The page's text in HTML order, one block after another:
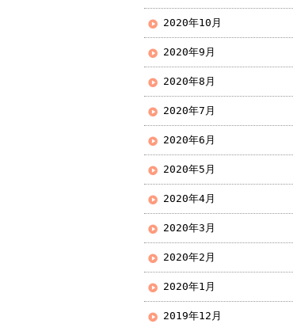
2020年10月
2020年9月
2020年8月
2020年7月
2020年6月
2020年5月
2020年4月
2020年3月
2020年2月
2020年1月
2019年12月